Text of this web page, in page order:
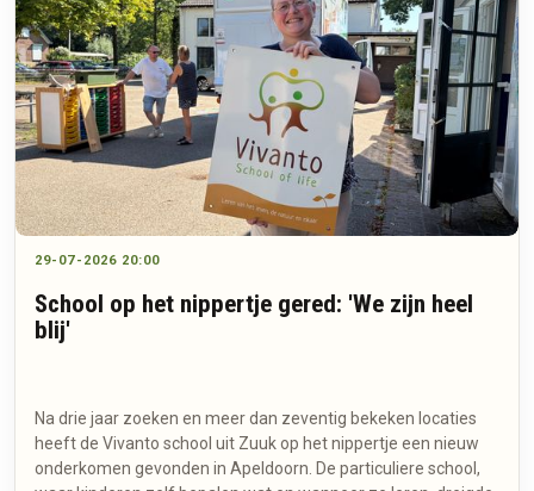
29-07-2026 20:00
School op het nippertje gered: 'We zijn heel
blij'
Na drie jaar zoeken en meer dan zeventig bekeken locaties
heeft de Vivanto school uit Zuuk op het nippertje een nieuw
onderkomen gevonden in Apeldoorn. De particuliere school,